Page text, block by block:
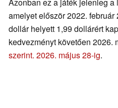
Azonban ez a játék jelenleg
amelyet először 2022.
dollár helyett 1,99 dollárért
kedvezményt követően 2026.
szerint. 2026. május 28-ig.